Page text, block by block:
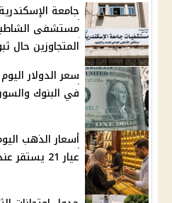
جامعة
مستشفى
المتجاوزين حال
سعر الدولار
في البنوك
عيار 21 يستقر عند 6265 جنيهًا